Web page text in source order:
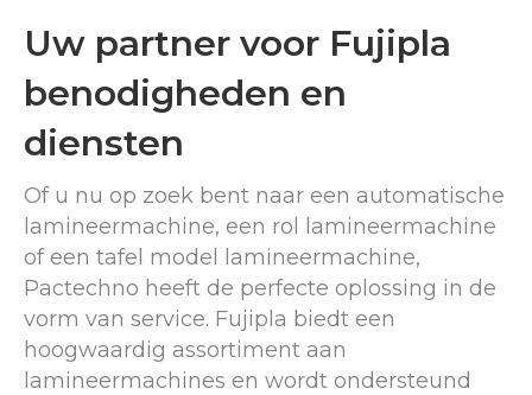
Uw partner voor Fujipla
benodigheden en
diensten
Of u nu op zoek bent naar een automatische
lamineermachine, een rol lamineermachine
of een tafel model lamineermachine,
Pactechno heeft de perfecte oplossing in de
vorm van service. Fujipla biedt een
hoogwaardig assortiment aan
lamineermachines en wordt ondersteund